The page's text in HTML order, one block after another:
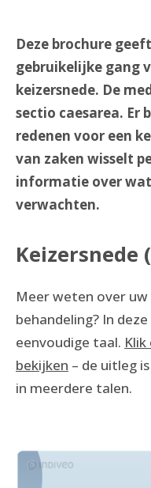
Deze brochure
gebruikelijke gang
keizersnede. De
sectio caesarea. Er
redenen voor een
van zaken wisselt
informatie over
verwachten.
Keizersnede
Meer weten over
behandeling? In
eenvoudige taal.
bekijken – de uitleg
in meerdere talen.